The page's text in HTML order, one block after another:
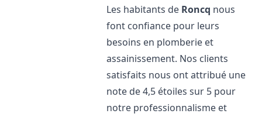
Les habitants de Roncq nous
font confiance pour leurs
besoins en plomberie et
assainissement. Nos clients
satisfaits nous ont attribué une
note de 4,5 étoiles sur 5 pour
notre professionnalisme et